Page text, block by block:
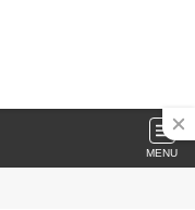
MENU